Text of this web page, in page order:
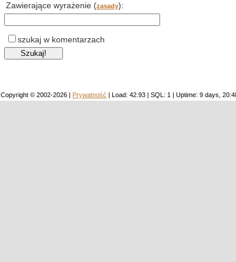
Zawierające wyrażenie (zasady):
szukaj w komentarzach
Copyright © 2002-2026 | Prywatność | Load: 42.93 | SQL: 1 | Uptime: 9 days,